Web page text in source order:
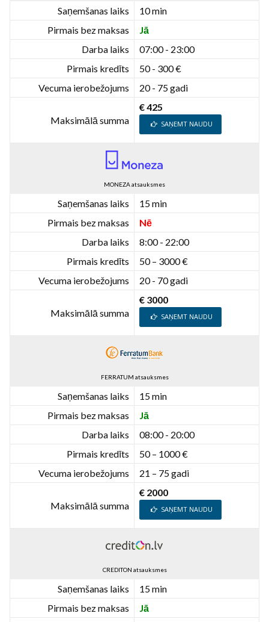
Saņemšanas laiks
10 min
Pirmais bez maksas
Jā
Darba laiks
07:00 - 23:00
Pirmais kredīts
50 - 300 €
Vecuma ierobežojums
20 - 75 gadi
Maksimālā summa
€ 425
SAŅEMT NAUDU
MONEZA atsauksmes
Saņemšanas laiks
15 min
Pirmais bez maksas
Nē
Darba laiks
8:00 - 22:00
Pirmais kredīts
50 – 3000 €
Vecuma ierobežojums
20 - 70 gadi
Maksimālā summa
€ 3000
SAŅEMT NAUDU
FERRATUM atsauksmes
Saņemšanas laiks
15 min
Pirmais bez maksas
Jā
Darba laiks
08:00 - 20:00
Pirmais kredīts
50 – 1000 €
Vecuma ierobežojums
21 – 75 gadi
Maksimālā summa
€ 2000
SAŅEMT NAUDU
CREDITON atsauksmes
Saņemšanas laiks
15 min
Pirmais bez maksas
Jā